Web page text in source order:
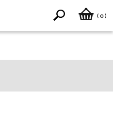
( 0)